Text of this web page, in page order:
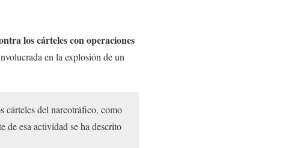
los cárteles con operaciones
en la explosión de un
cárteles del narcotráfico, como
de esa actividad se ha descrito